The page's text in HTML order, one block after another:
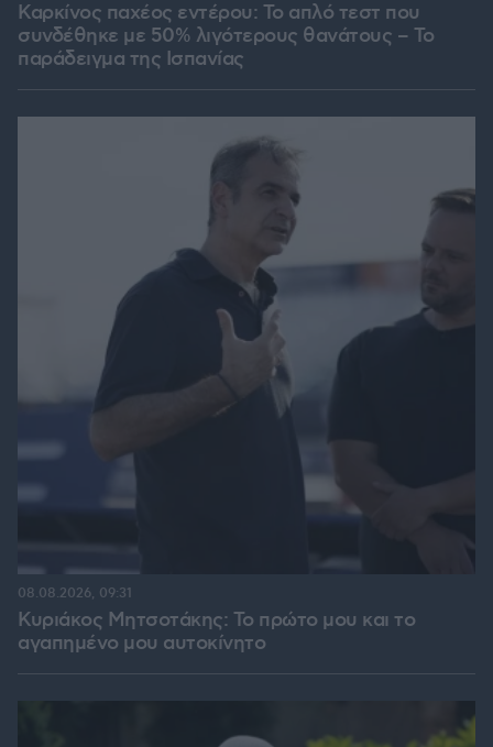
Καρκίνος παχέος εντέρου: Το απλό τεστ που
συνδέθηκε με 50% λιγότερους θανάτους – Το
παράδειγμα της Ισπανίας
Κυριάκος Μητσοτάκης: Το πρώτο μου και το
αγαπημένο μου αυτοκίνητο
08.08.2026, 09:31